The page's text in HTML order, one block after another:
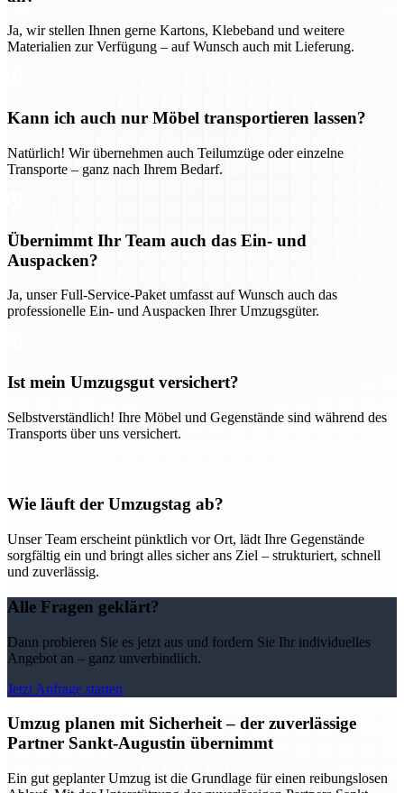
Ja, wir stellen Ihnen gerne Kartons, Klebeband und weitere
Materialien zur Verfügung – auf Wunsch auch mit Lieferung.
Kann ich auch nur Möbel transportieren lassen?
Natürlich! Wir übernehmen auch Teilumzüge oder einzelne
Transporte – ganz nach Ihrem Bedarf.
Übernimmt Ihr Team auch das Ein- und
Auspacken?
Ja, unser Full-Service-Paket umfasst auf Wunsch auch das
professionelle Ein- und Auspacken Ihrer Umzugsgüter.
Ist mein Umzugsgut versichert?
Selbstverständlich! Ihre Möbel und Gegenstände sind während des
Transports über uns versichert.
Wie läuft der Umzugstag ab?
Unser Team erscheint pünktlich vor Ort, lädt Ihre Gegenstände
sorgfältig ein und bringt alles sicher ans Ziel – strukturiert, schnell
und zuverlässig.
Alle Fragen geklärt?
Dann probieren Sie es jetzt aus und fordern Sie Ihr individuelles
Angebot an – ganz unverbindlich.
Jetzt Anfrage starten
Umzug planen mit Sicherheit – der zuverlässige
Partner Sankt-Augustin übernimmt
Ein gut geplanter Umzug ist die Grundlage für einen reibungslosen